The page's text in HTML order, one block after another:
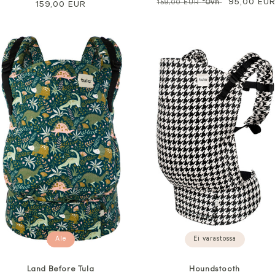
Normaali
159,00 EUR
Normaali
159,00 EUR*Ovh 95,00 EUR
Ale
Land Before Tula
Ei varastossa
Houndstooth